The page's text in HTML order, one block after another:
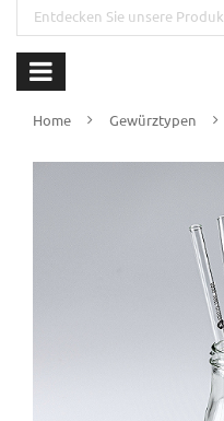
Home Gewürztypen